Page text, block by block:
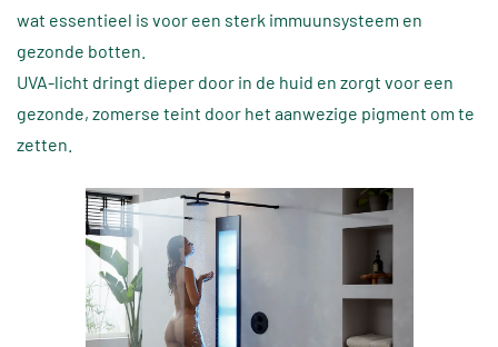
wat essentieel is voor een sterk immuunsysteem en
gezonde botten.
UVA-licht dringt dieper door in de huid en zorgt voor een
gezonde, zomerse teint door het aanwezige pigment om te
zetten.